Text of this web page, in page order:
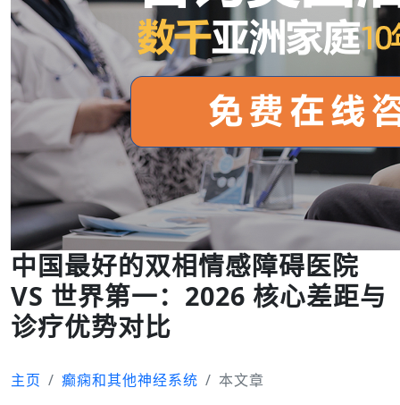
中国最好的双相情感障碍医院
VS 世界第一：2026 核心差距与
诊疗优势对比
主页 癫痫和其他神经系统 本文章